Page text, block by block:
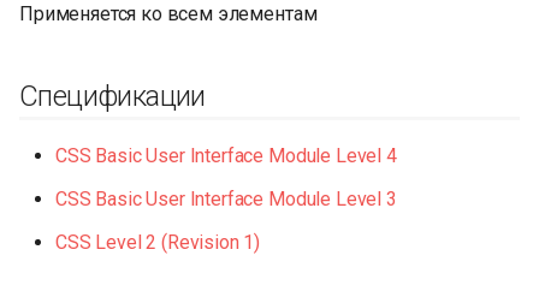
Применяется ко всем элементам
Спецификации
CSS Basic User Interface Module Level 4
CSS Basic User Interface Module Level 3
CSS Level 2 (Revision 1)